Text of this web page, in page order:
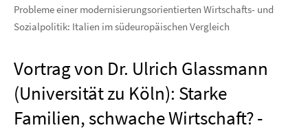
Probleme einer modernisierungsorientierten Wirtschafts- und
Sozialpolitik: Italien im südeuropäischen Vergleich
Vortrag von Dr. Ulrich Glassmann
(Universität zu Köln): Starke
Familien, schwache Wirtschaft? -